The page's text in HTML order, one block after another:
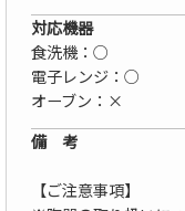
対応機器
食洗機：○
電子レンジ：○
オーブン：×
備 考
【ご注意事項】